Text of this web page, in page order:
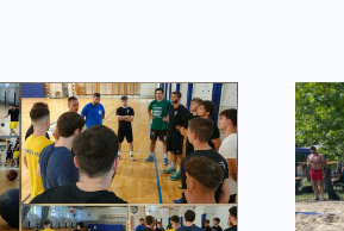
A legjobbjukat
nyújtották